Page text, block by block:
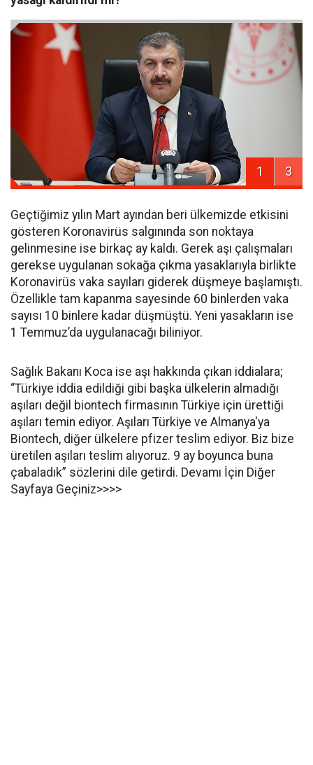
1 3
Geçtiğimiz yılın Mart ayından beri ülkemizde etkisini
gösteren Koronavirüs salgınında son noktaya
gelinmesine ise birkaç ay kaldı. Gerek aşı çalışmaları
gerekse uygulanan sokağa çıkma yasaklarıyla birlikte
Koronavirüs vaka sayıları giderek düşmeye başlamıştı.
Özellikle tam kapanma sayesinde 60 binlerden vaka
sayısı 10 binlere kadar düşmüştü. Yeni yasakların ise
1 Temmuz’da uygulanacağı biliniyor.
Sağlık Bakanı Koca ise aşı hakkında çıkan iddialara;
“Türkiye iddia edildiği gibi başka ülkelerin almadığı
aşıları değil biontech firmasının Türkiye için ürettiği
aşıları temin ediyor. Aşıları Türkiye ve Almanya'ya
Biontech, diğer ülkelere pfizer teslim ediyor. Biz bize
üretilen aşıları teslim alıyoruz. 9 ay boyunca buna
çabaladık” sözlerini dile getirdi. Devamı İçin Diğer
Sayfaya Geçiniz>>>>